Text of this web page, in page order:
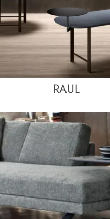
RAUL